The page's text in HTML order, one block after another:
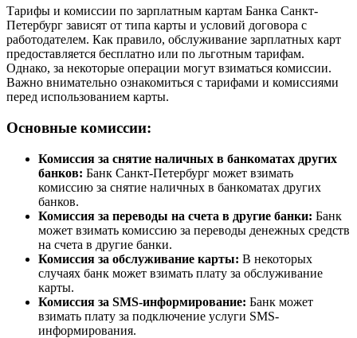
Тарифы и комиссии по зарплатным картам Банка Санкт-
Петербург зависят от типа карты и условий договора с
работодателем. Как правило, обслуживание зарплатных карт
предоставляется бесплатно или по льготным тарифам.
Однако, за некоторые операции могут взиматься комиссии.
Важно внимательно ознакомиться с тарифами и комиссиями
перед использованием карты.
Основные комиссии:
Комиссия за снятие наличных в банкоматах других
банков: Банк Санкт-Петербург может взимать
комиссию за снятие наличных в банкоматах других
банков.
Комиссия за переводы на счета в другие банки: Банк
может взимать комиссию за переводы денежных средств
на счета в другие банки.
Комиссия за обслуживание карты: В некоторых
случаях банк может взимать плату за обслуживание
карты.
Комиссия за SMS-информирование: Банк может
взимать плату за подключение услуги SMS-
информирования.